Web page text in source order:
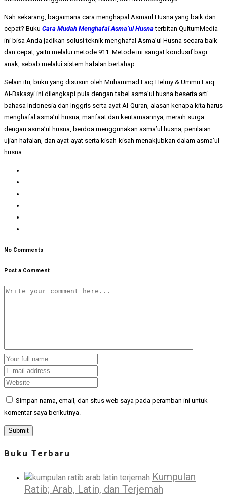
Nah sekarang, bagaimana cara menghapal Asmaul Husna yang baik dan
cepat? Buku Cara Mudah Menghafal Asma’ul Husnaterbitan QultumMedia
ini bisa Anda jadikan solusi teknik menghafal Asma’ul Husna secara baik
dan cepat, yaitu melalui metode 911. Metode ini sangat kondusif bagi
anak, sebab melalui sistem hafalan bertahap.
Selain itu, buku yang disusun oleh Muhammad Faiq Helmy & Ummu Faiq
Al-Bakasyi ini dilengkapi pula dengan tabel asma’ul husna beserta arti
bahasa Indonesia dan Inggris serta ayat Al-Quran, alasan kenapa kita harus
menghafal asma’ul husna, manfaat dan keutamaannya, meraih surga
dengan asma’ul husna, berdoa menggunakan asma’ul husna, penilaian
ujian hafalan, dan ayat-ayat serta kisah-kisah menakjubkan dalam asma’ul
husna.
No Comments
Post a Comment
Simpan nama, email, dan situs web saya pada peramban ini untuk
komentar saya berikutnya.
Buku Terbaru
Kumpulan
Ratib; Arab, Latin, dan Terjemah